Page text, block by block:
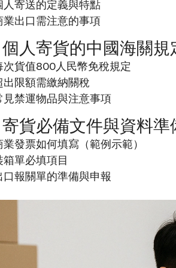
人寄送的定義與特點
業出口需注意的事項
人寄貨的中國海關規
次貨值800人民幣免稅規定
出限額需繳納關稅
見禁運物品與注意事項
貨必備文件與資料準
業發票如何填寫（範例示範）
箱單必填項目
口報關單的準備與申報